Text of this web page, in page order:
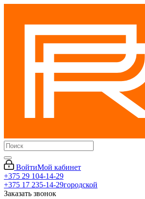
ВойтиМой кабинет
+375 29 104-14-29
+375 17 235-14-29городской
Заказать звонок